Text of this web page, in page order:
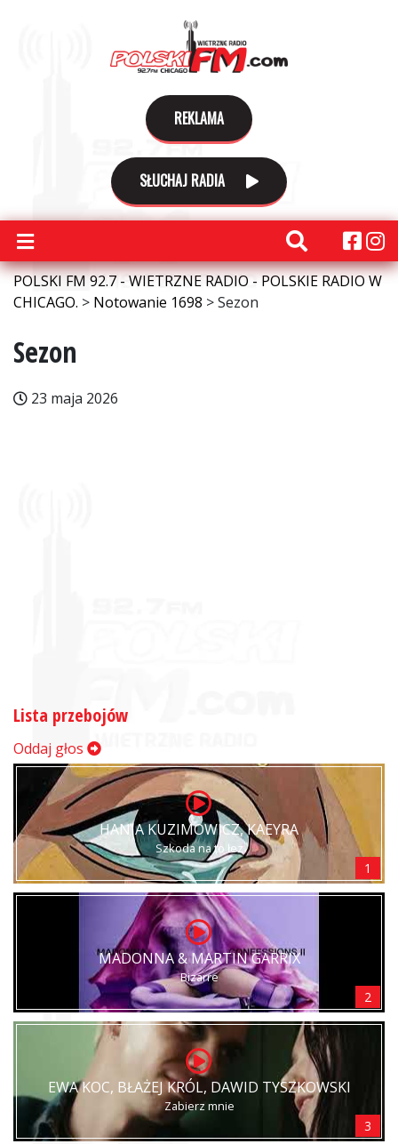
REKLAMA
SŁUCHAJ RADIA
POLSKI FM 92.7 - WIETRZNE RADIO - POLSKIE RADIO W
CHICAGO. > Notowanie 1698 >Sezon
Sezon
23 maja 2026
Lista przebojów
Oddaj głos
HANIA KUZIMOWICZ, KAEYRA
Szkoda na to łez
1
MADONNA & MARTIN GARRIX
Bizarre
2
EWA KOC, BŁAŻEJ KRÓL, DAWID TYSZKOWSKI
Zabierz mnie
3